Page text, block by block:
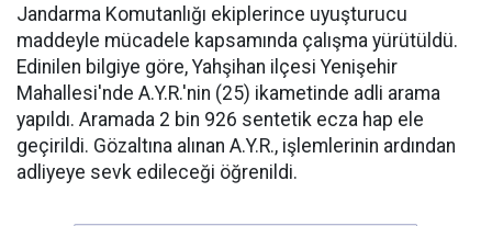
Jandarma Komutanlığı ekiplerince uyuşturucu
maddeyle mücadele kapsamında çalışma yürütüldü.
Edinilen bilgiye göre, Yahşihan ilçesi Yenişehir
Mahallesi'nde A.Y.R.'nin (25) ikametinde adli arama
yapıldı. Aramada 2 bin 926 sentetik ecza hap ele
geçirildi. Gözaltına alınan A.Y.R., işlemlerinin ardından
adliyeye sevk edileceği öğrenildi.